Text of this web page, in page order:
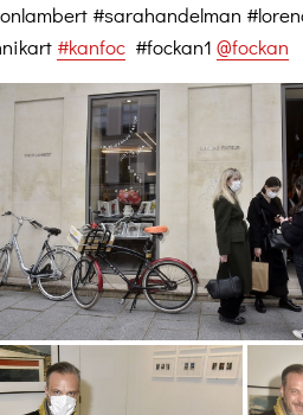
#sarahandelman
#kanfoc #fockan1 @fockan